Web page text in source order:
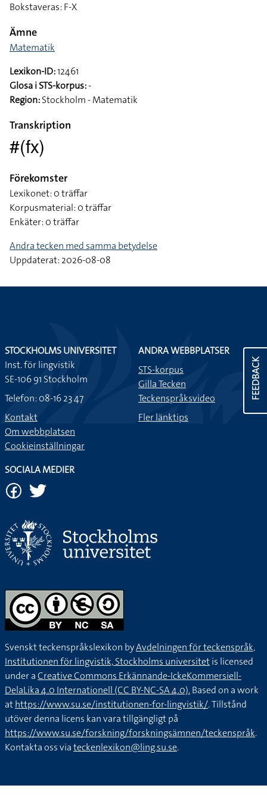
Bokstaveras: F-X
Ämne
Matematik
Lexikon-ID:12461
Glosa i STS-korpus:-
Region:Stockholm - Matematik
Transkription
#(fx)
Förekomster
Lexikonet: 0 träffar
Korpusmaterial: 0 träffar
Enkäter: 0 träffar
Andra tecken med samma betydelse
Uppdaterat: 2026-08-08
FEEDBACK
STOCKHOLMS UNIVERSITET
Inst. för lingvistik
SE-106 91 Stockholm
Telefon: 08-16 23 47
Kontakt
Om webbplatsen
Cookieinställningar
ANDRA WEBBPLATSER
STS-korpus
Gilla Tecken
Teckenspråksvideo
Fler länktips
SOCIALA MEDIER
Svenskt teckenspråkslexikon byAvdelningen för teckenspråk,
Institutionen för lingvistik, Stockholms universitetis licensed
under aCreative Commons Erkännande-IckeKommersiell-
DelaLika 4.0 Internationell (CC BY-NC-SA 4.0).Based on a work
athttps://www.su.se/institutionen-for-lingvistik/. Tillstånd
utöver denna licens kan vara tillgängligt på
https://www.su.se/forskning/forskningsämnen/teckenspråk.
Kontakta oss viateckenlexikon@ling.su.se.